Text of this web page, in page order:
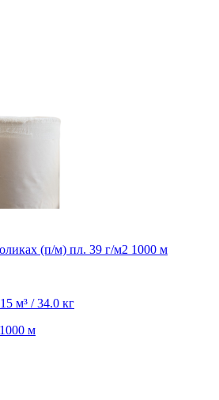
(п/м) пл. 39 г/м2 1000 м
м³ / 34.0 кг
1000 м